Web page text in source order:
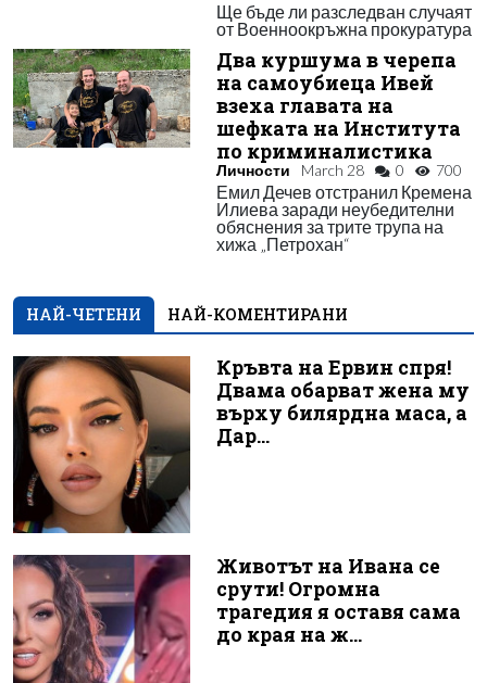
Ще бъде ли разследван случаят
от Военноокръжна прокуратура
Два куршума в черепа
на самоубиеца Ивей
взеха главата на
шефката на Института
по криминалистика
Личности March 28 0 700
Емил Дечев отстранил Кремена
Илиева заради неубедителни
обяснения за трите трупа на
хижа „Петрохан“
НАЙ-ЧЕТЕНИ НАЙ-КОМЕНТИРАНИ
Кръвта на Ервин спря!
Двама обарват жена му
върху билярдна маса, а
Дар...
Животът на Ивана се
срути! Огромна
трагедия я оставя сама
до края на ж...